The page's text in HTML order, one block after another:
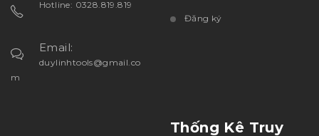
Hotline: 0328.819.819
Email:
duylinhtools@gmail.co
m
Đăng ký
Thống Kê Truy